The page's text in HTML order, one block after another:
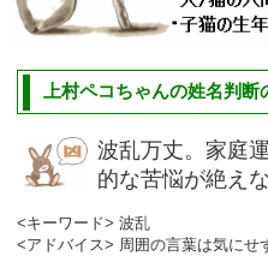
上村ペコちゃんの姓名判断
波乱万丈。家庭
的な苦悩が絶え
<キーワード> 波乱
<アドバイス> 周囲の言葉は気にせ